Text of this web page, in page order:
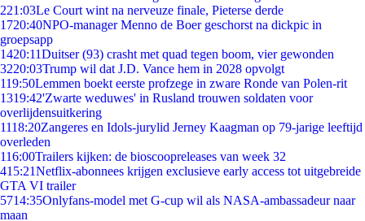
221:03Le Court wint na nerveuze finale, Pieterse derde
1720:40NPO-manager Menno de Boer geschorst na dickpic in
groepsapp
1420:11Duitser (93) crasht met quad tegen boom, vier gewonden
3220:03Trump wil dat J.D. Vance hem in 2028 opvolgt
119:50Lemmen boekt eerste profzege in zware Ronde van Polen-rit
1319:42'Zwarte weduwes' in Rusland trouwen soldaten voor
overlijdensuitkering
1118:20Zangeres en Idols-jurylid Jerney Kaagman op 79-jarige leeftijd
overleden
116:00Trailers kijken: de bioscoopreleases van week 32
415:21Netflix-abonnees krijgen exclusieve early access tot uitgebreide
GTA VI trailer
5714:35Onlyfans-model met G-cup wil als NASA-ambassadeur naar
maan